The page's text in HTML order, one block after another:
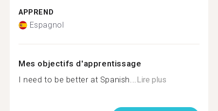
APPREND
Espagnol
Mes objectifs d'apprentissage
I need to be better at Spanish...Lire plus